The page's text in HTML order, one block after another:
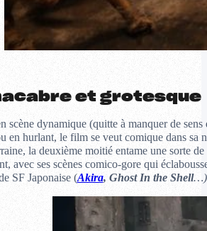
et grotesque
scène dynamique (quitte à manquer de
en hurlant, le film se veut comique dans sa
la deuxième moitié entame une sorte
avec ses scènes comico-gore qui
SF Japonaise (Akira, Ghost In the Shell